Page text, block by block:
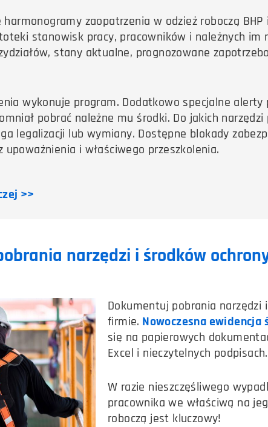
zaopatrzenia w odzież roboczą
stanowisk pracy, pracowników i należnych im
stany aktualne, prognozowane
wykonuje program. Dodatkowo specjalne
pobrać należne mu środki. Do jakich
legalizacji lub wymiany. Dostępne blokady
i właściwego przeszkolenia.
>>
narzędzi i środków
Dokumentuj pobrania narzędzi
firmie. Nowoczesna ewidencja
się na papierowych
Excel i nieczytelnych podpisach.
W razie nieszczęśliwego
pracownika we właściwą na
roboczą jest kluczowy!